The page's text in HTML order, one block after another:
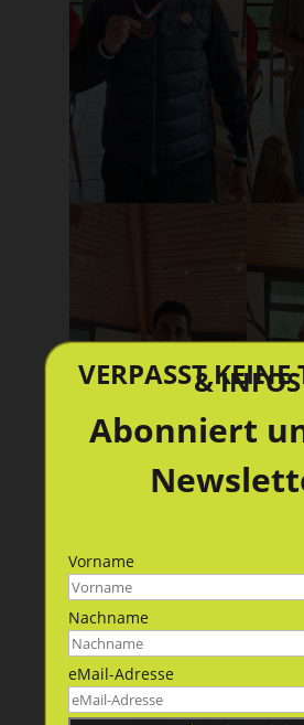
VERPASST KEINE
& INFOS
Abonniert
Vorname
Nachname
eMail-Adresse